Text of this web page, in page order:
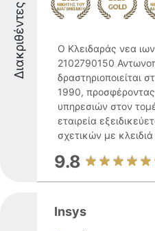
Διακριθέντες
Ο Κλειδαράς νεα
2102790150
δραστηριοποιείται
1990,
υπηρεσιών στον
εταιρεία
σχετικών με
9.8
Insys